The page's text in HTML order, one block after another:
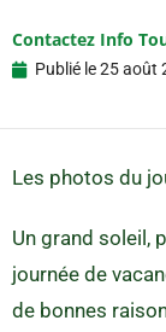
Contactez Info
Publié le25 août
Les photos du
Un grand soleil,
journée de
de bonnes